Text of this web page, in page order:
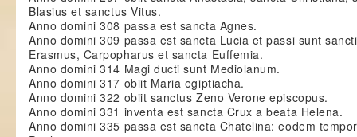
Blasius et sanctus Vitus.
Anno domini 308 passa est sancta Agnes.
Anno domini 309 passa est sancta Lucia et passi sunt
Erasmus, Carpopharus et sancta Euffemia.
Anno domini 314 Magi ducti sunt Mediolanum.
Anno domini 317 obiit Maria egiptiacha.
Anno domini 322 obiit sanctus Zeno Verone episcopus.
Anno domini 331 inventa est sancta Crux a beata Helena.
Anno domini 335 passa est sancta Chatelina: eodem